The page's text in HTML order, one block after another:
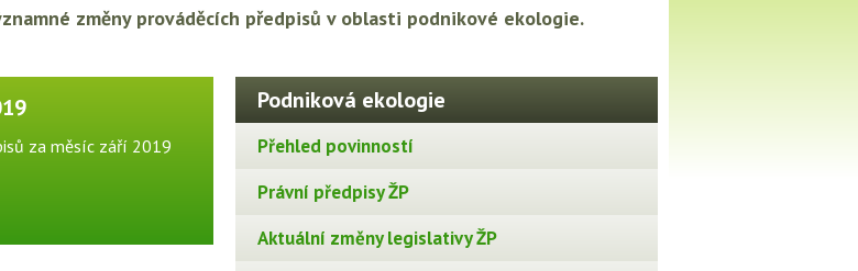
změny prováděcích předpisů v oblasti podnikové ekologie.
za měsíc září 2019
Podniková ekologie
Přehled povinností
Právní předpisy ŽP
Aktuální změny legislativy ŽP